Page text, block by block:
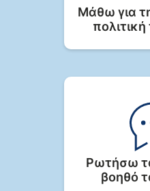
Μάθω για
Ρωτήσω
βοηθό